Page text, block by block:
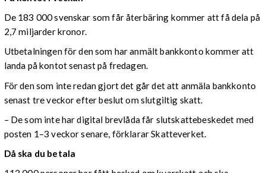
De 183 000 svenskar som får återbäring kommer att få dela på
2,7 miljarder kronor.
Utbetalningen för den som har anmält bankkonto kommer att
landa på kontot senast på fredagen.
För den som inte redan gjort det går det att anmäla bankkonto
senast tre veckor efter beslut om slutgiltig skatt.
– De som inte har digital brevlåda får slutskattebeskedet med
posten 1–3 veckor senare, förklarar Skatteverket.
Då ska du betala